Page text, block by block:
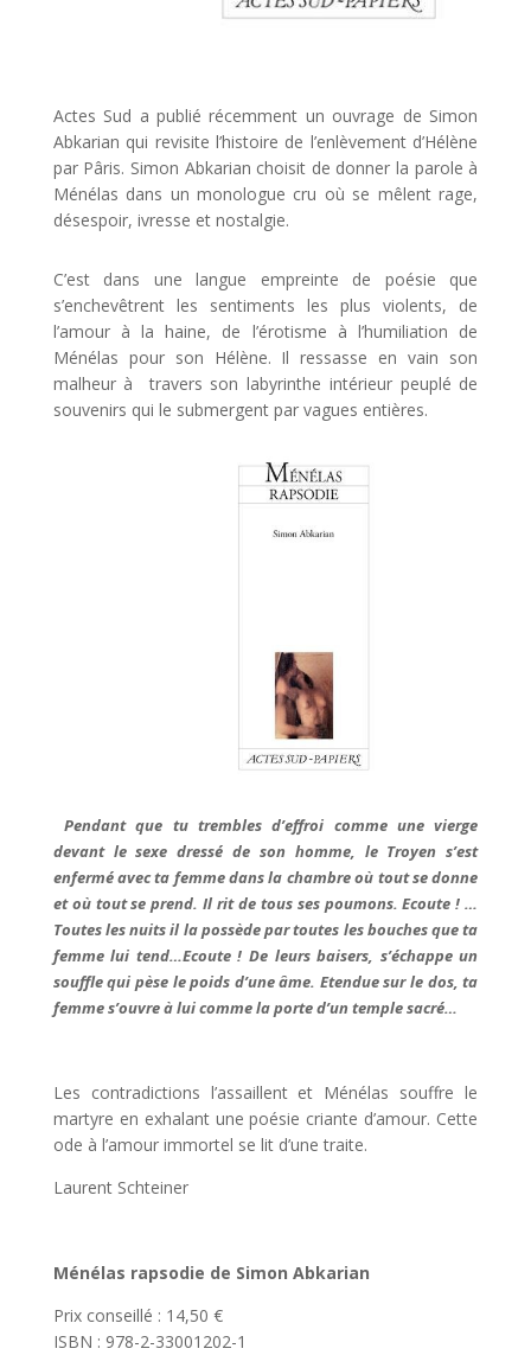
Actes Sud a publié récemment un ouvrage de Simon
Abkarian qui revisite l’histoire de l’enlèvement d’Hélène
par Pâris. Simon Abkarian choisit de donner la parole à
Ménélas dans un monologue cru où se mêlent rage,
désespoir, ivresse et nostalgie.
C’est dans une langue empreinte de poésie que
s’enchevêtrent les sentiments les plus violents, de
l’amour à la haine, de l’érotisme à l’humiliation de
Ménélas pour son Hélène. Il ressasse en vain son
malheur à travers son labyrinthe intérieur peuplé de
souvenirs qui le submergent par vagues entières.
Pendant que tu trembles d’effroi comme une vierge
devant le sexe dressé de son homme, le Troyen s’est
enfermé avec ta femme dans la chambre où tout se donne
et où tout se prend. Il rit de tous ses poumons. Ecoute ! …
Toutes les nuits il la possède par toutes les bouches que ta
femme lui tend…Ecoute ! De leurs baisers, s’échappe un
souffle qui pèse le poids d’une âme. Etendue sur le dos, ta
femme s’ouvre à lui comme la porte d’un temple sacré…
Les contradictions l’assaillent et Ménélas souffre le
martyre en exhalant une poésie criante d’amour. Cette
ode à l’amour immortel se lit d’une traite.
Laurent Schteiner
Ménélas rapsodie de Simon Abkarian
Prix conseillé : 14,50 €
ISBN : 978-2-33001202-1